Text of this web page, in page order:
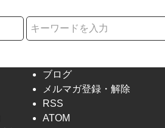
ブログ
メルマガ登録・解除
RSS
ATOM